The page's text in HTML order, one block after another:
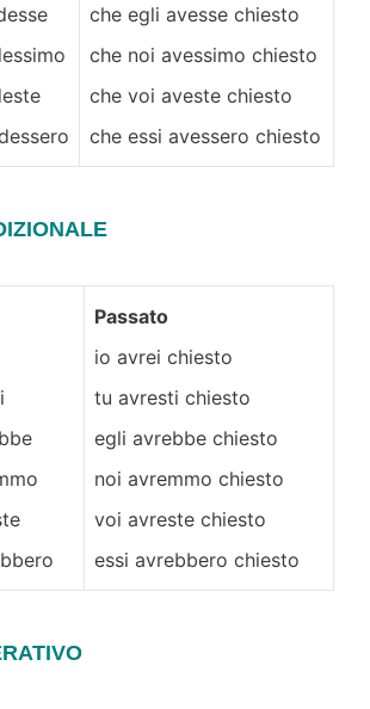
che egli avesse chiesto
che noi avessimo chiesto
che voi aveste chiesto
che essi avessero chiesto
Passato
io avrei chiesto
tu avresti chiesto
egli avrebbe chiesto
noi avremmo chiesto
voi avreste chiesto
essi avrebbero chiesto